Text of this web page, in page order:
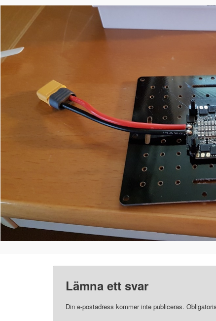
Lämna ett svar
Din e-postadress kommer inte publiceras.